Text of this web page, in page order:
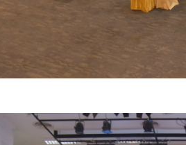
บภายใน
กรกล อบจ.